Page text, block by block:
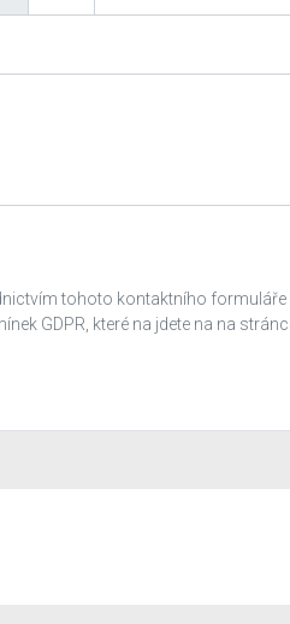
tohoto kontaktního
GDPR, které na jdete na na